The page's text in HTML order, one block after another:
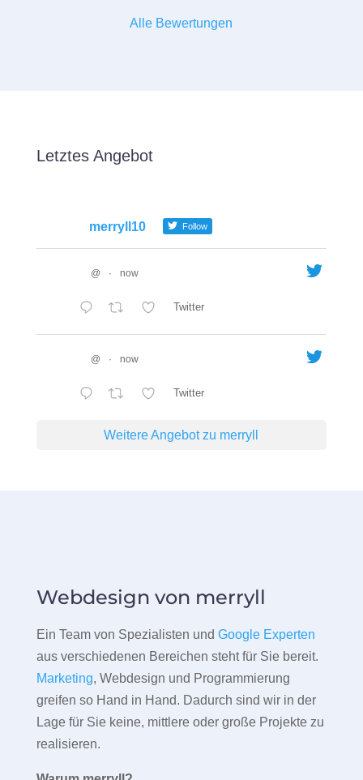
Alle Bewertungen
Letztes Angebot
merryll10 Follow
@ · now
Twitter
@ · now
Twitter
Weitere Angebot zu merryll
Webdesign von merryll
Ein Team von Spezialisten und Google Experten
aus verschiedenen Bereichen steht für Sie bereit.
Marketing, Webdesign und Programmierung
greifen so Hand in Hand. Dadurch sind wir in der
Lage für Sie keine, mittlere oder große Projekte zu
realisieren.